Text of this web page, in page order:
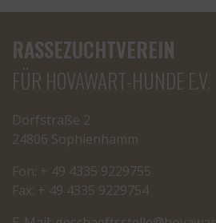
RASSEZUCHTVEREIN
FÜR HOVAWART-HUNDE E.V.
Dorfstraße 2
24806 Sophienhamm
Fon: + 49 4335 9229755
Fax: + 49 4335 9229754